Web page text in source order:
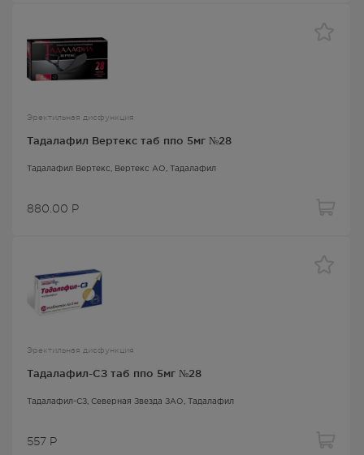
Эректильная дисфункция
Тадалафил Вертекс таб ппо 5мг №28
Тадалафил Вертекс , Вертекс АО, Тадалафил
880.00 Р
Эректильная дисфункция
Тадалафил-СЗ таб ппо 5мг №28
Тадалафил-СЗ , Северная Звезда ЗАО, Тадалафил
557 Р